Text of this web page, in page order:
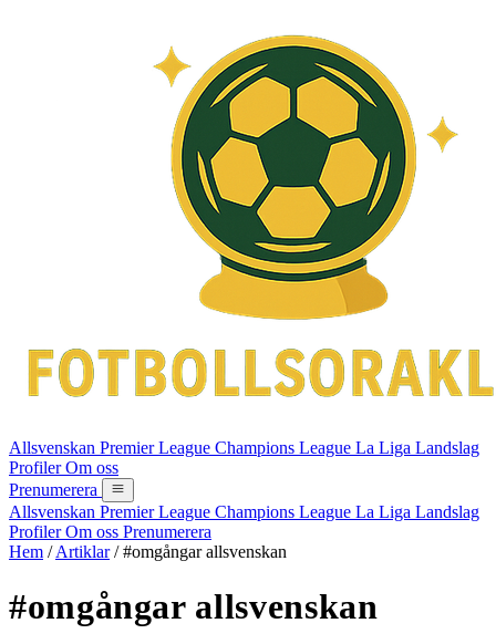
Allsvenskan Premier League Champions League La Liga Landslag
ProfilerOm oss
Prenumerera
Allsvenskan Premier League Champions League La Liga Landslag
ProfilerOm oss Prenumerera
Hem / Artiklar / #omgångar allsvenskan
#omgångar allsvenskan